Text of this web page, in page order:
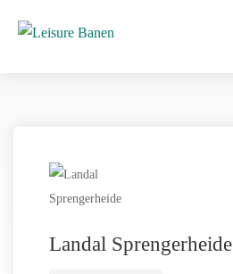
Landal Sprengerheide